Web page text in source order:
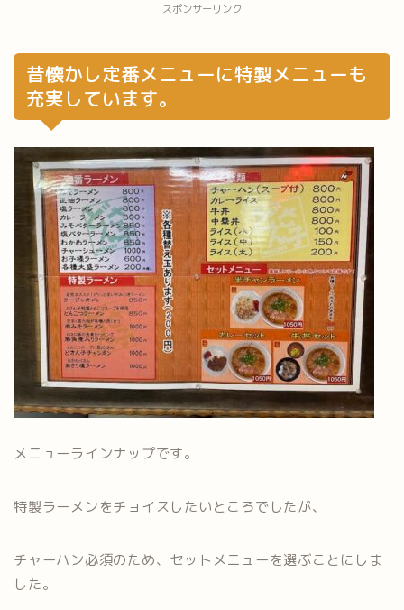
スポンサーリンク
昔懐かし定番メニューに特製メニューも
充実しています。
メニューラインナップです。
特製ラーメンをチョイスしたいところでしたが、
チャーハン必須のため、セットメニューを選ぶことにしま
した。